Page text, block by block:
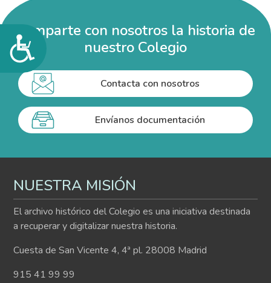
Accesibilidad
Comparte con nosotros la historia de
nuestro Colegio
Contacta con nosotros
Envíanos documentación
NUESTRA MISIÓN
El archivo histórico del Colegio es una iniciativa destinada
a recuperar y digitalizar nuestra historia.
Cuesta de San Vicente 4, 4ª pl. 28008 Madrid
915 41 99 99